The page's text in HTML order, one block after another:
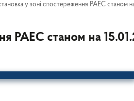
у зоні спостереження РАЕС станом
РАЕС станом на